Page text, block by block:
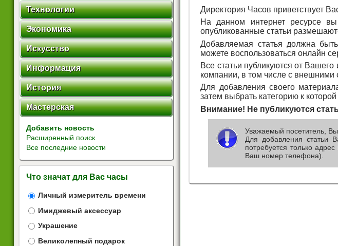
Технологии
Экономика
Искусство
Информация
История
Мастерская
Добавить новость
Расширенный поиск
Все последние новости
Что значат для Вас часы
Личный измеритель времени
Имиджевый аксессуар
Украшение
Великолепный подарок
Директория Часов приветствует
На данном интернет ресурсе
опубликованные статьи
Добавляемая статья должна
можете воспользоваться онлайн
Все статьи публикуются от
компании, в том числе с внешними
Для добавления своего
затем выбрать категорию к
Внимание! Не публикуются
Уважаемый посетитель, Вы
Для добавления статьи
потребуется только
Ваш номер телефона).